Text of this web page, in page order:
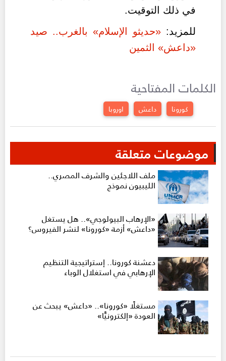
في ذلك التوقيت.
للمزيد: «حديثو الإسلام» بالغرب.. صيد
«داعش» الثمين
الكلمات المفتاحية
كورونا داعش اوروبا
موضوعات متعلقة
ملف اللاجئين والشرف المصري..
الليبيون نموذج
«الإرهاب البيولوجي».. هل يستغل
«داعش» أزمة «كورونا» لنشر الفيروس؟
دعشنة كورونا.. إستراتيجية التنظيم
الإرهابي في استغلال الوباء
مستغلًا «كورونا».. «داعش» يبحث عن
العودة «إلكترونيًّا»